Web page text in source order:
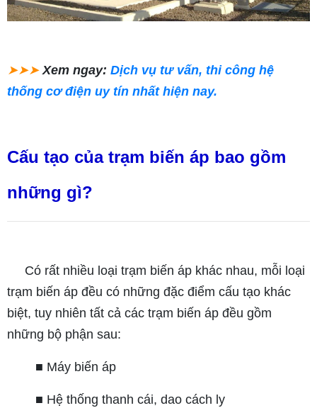
➤➤➤ Xem ngay: Dịch vụ tư vấn, thi công hệ
thống cơ điện uy tín nhất hiện nay.
Cấu tạo của trạm biến áp bao gồm
những gì?
Có rất nhiều loại trạm biến áp khác nhau, mỗi loại
trạm biến áp đều có những đặc điểm cấu tạo khác
biệt, tuy nhiên tất cả các trạm biến áp đều gồm
những bộ phận sau:
■ Máy biến áp
■ Hệ thống thanh cái, dao cách ly